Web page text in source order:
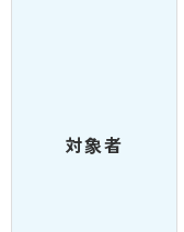
対象者